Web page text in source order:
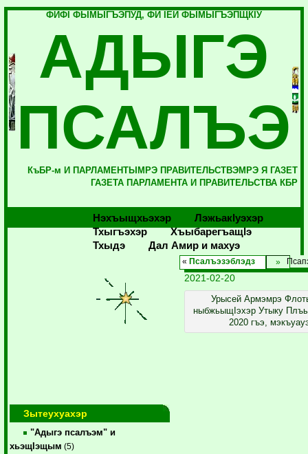
ФИФI ФЫМЫГЪЭПУД, ФИ IЕЙ ФЫМЫГЪЭПЩКIУ
АДЫГЭ
ПСАЛЪЭ
КъБР-м И ПАРЛАМЕНТЫМРЭ ПРАВИТЕЛЬСТВЭМРЭ Я ГАЗЕТ
ГАЗЕТА ПАРЛАМЕНТА И ПРАВИТЕЛЬСТВА КБР
Нэхъыщхьэхэр
Лэжьакlуэхэр
Тхыгъэхэр
Хъыбарегъащlэ
Тхыдэ
Дал Амир и махуэ
Зытеухуахэр
"Адыгэ псалъэм" и
хьэщIэщым (5)
« Псалъэзэблэдз
2021-02-20
Урысей Армэмрэ
ныбжьыщIэхэр Утыку
2020 гъэ,